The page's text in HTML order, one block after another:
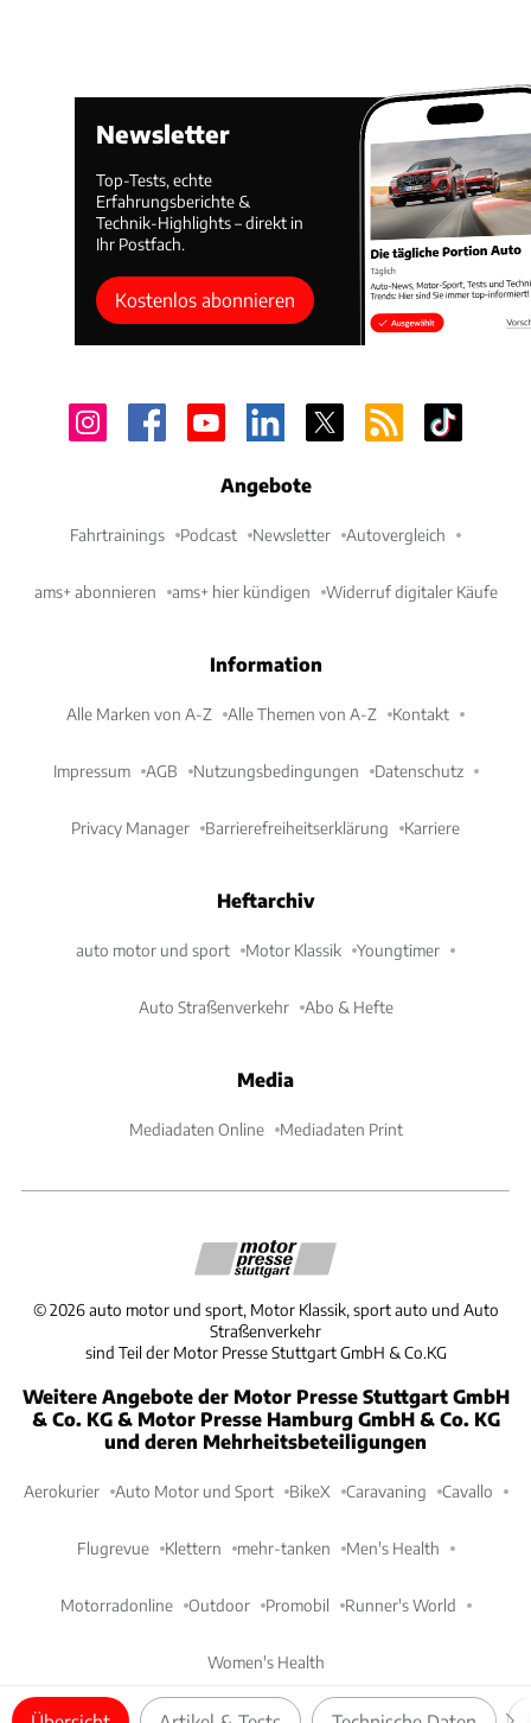
Newsletter
Top-Tests, echte
Erfahrungsberichte &
Technik-Highlights – direkt in
Ihr Postfach.
Kostenlos abonnieren
Angebote
Fahrtrainings Podcast Newsletter Autovergleich
ams+ abonnieren ams+ hier kündigen Widerruf digitaler Käufe
Information
Alle Marken von A-Z Alle Themen von A-Z Kontakt
Impressum AGB Nutzungsbedingungen Datenschutz
Privacy Manager Barrierefreiheitserklärung Karriere
Heftarchiv
auto motor und sport Motor Klassik Youngtimer
Auto Straßenverkehr Abo & Hefte
Media
Mediadaten Online Mediadaten Print
©2026 auto motor und sport, Motor Klassik, sport auto und Auto
Straßenverkehr
sind Teil der Motor Presse Stuttgart GmbH & Co.KG
Weitere Angebote der Motor Presse Stuttgart GmbH
& Co. KG & Motor Presse Hamburg GmbH & Co. KG
und deren Mehrheitsbeteiligungen
Aerokurier Auto Motor und Sport BikeX Caravaning Cavallo
Flugrevue Klettern mehr-tanken Men's Health
Motorradonline Outdoor Promobil Runner's World
Women's Health